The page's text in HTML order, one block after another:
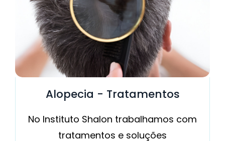
Alopecia - Tratamentos
No Instituto Shalon trabalhamos com
tratamentos e soluções